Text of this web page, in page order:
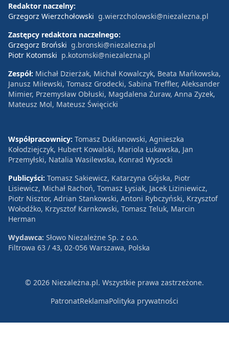
Redaktor naczelny:
Grzegorz Wierzchołowski g.wierzcholowski@niezalezna.pl
Zastępcy redaktora naczelnego:
Grzegorz Broński g.bronski@niezalezna.pl
Piotr Kotomski p.kotomski@niezalezna.pl
Zespół: Michał Dzierżak, Michał Kowalczyk, Beata Mańkowska,
Janusz Milewski, Tomasz Grodecki, Sabina Treffler, Aleksander
Mimier, Przemysław Obłuski, Magdalena Żuraw, Anna Zyzek,
Mateusz Mol, Mateusz Święcicki
Współpracownicy: Tomasz Duklanowski, Agnieszka
Kołodziejczyk, Hubert Kowalski, Mariola Łukawska, Jan
Przemyłski, Natalia Wasilewska, Konrad Wysocki
Publicyści: Tomasz Sakiewicz, Katarzyna Gójska, Piotr
Lisiewicz, Michał Rachoń, Tomasz Łysiak, Jacek Liziniewicz,
Piotr Nisztor, Adrian Stankowski, Antoni Rybczyński, Krzysztof
Wołodźko, Krzysztof Karnkowski, Tomasz Teluk, Marcin
Herman
Wydawca: Słowo Niezależne Sp. z o.o.
Filtrowa 63 / 43, 02-056 Warszawa, Polska
© 2026 Niezależna.pl. Wszystkie prawa zastrzeżone.
PatronatReklamaPolityka prywatności